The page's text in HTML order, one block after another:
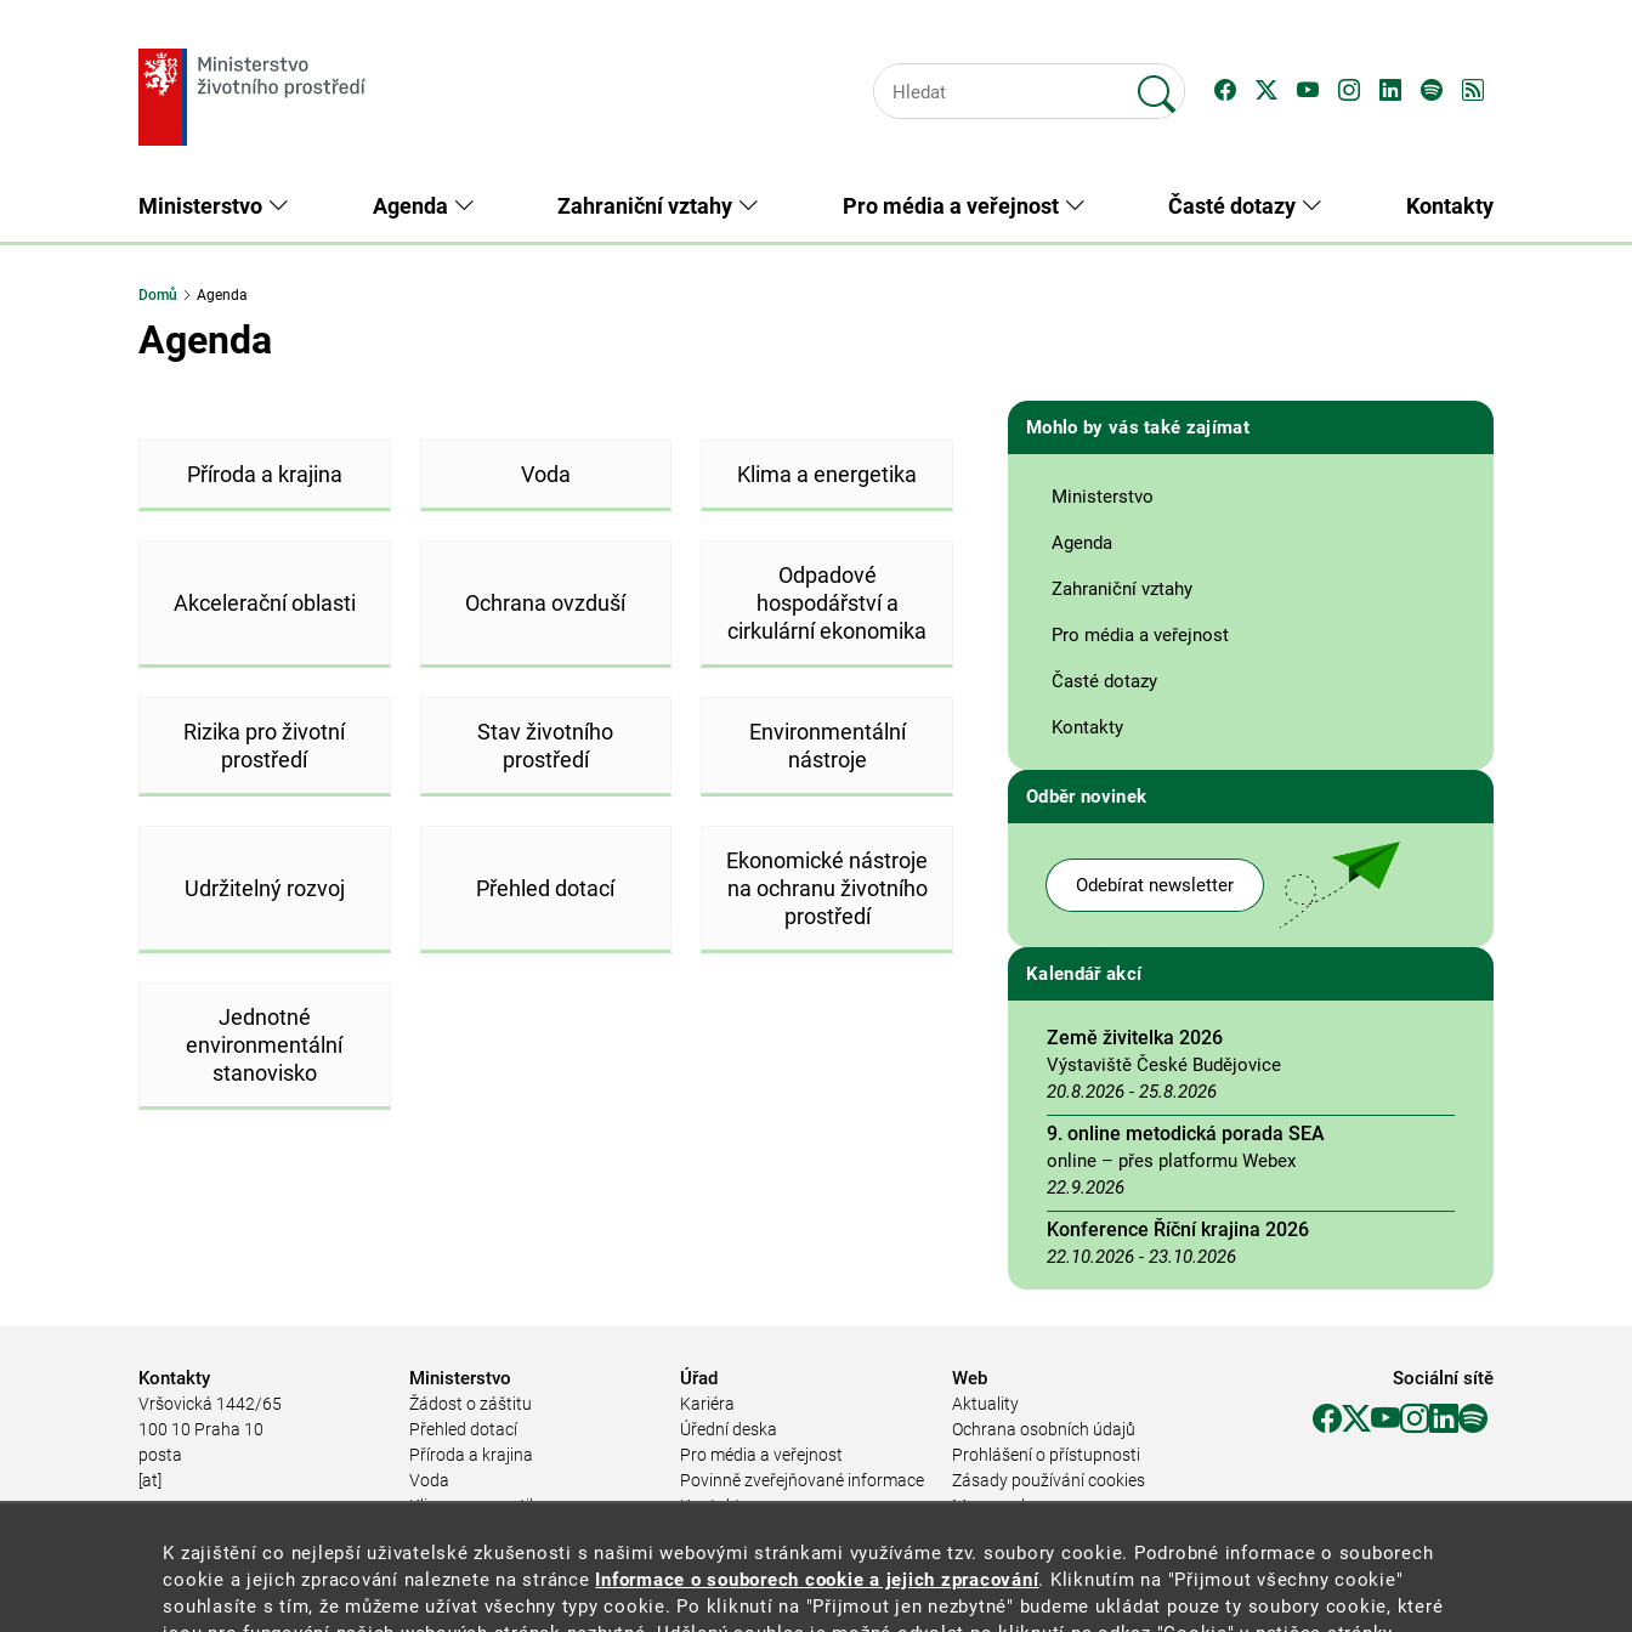
Ministerstvo Agenda Zahraniční vztahy Pro média a veřejnost Časté dotazy Kontakty
Domů Agenda
Agenda
Příroda a krajina Voda Klima a energetika
Akcelerační oblasti Ochrana ovzduší
Odpadové
hospodářství a
cirkulární ekonomika
Rizika pro životní
prostředí
Stav životního
prostředí
Environmentální
nástroje
Udržitelný rozvoj Přehled dotací
Ekonomické nástroje
na ochranu životního
prostředí
Jednotné
environmentální
stanovisko
Mohlo by vás také zajímat
Ministerstvo
Agenda
Zahraniční vztahy
Pro média a veřejnost
Časté dotazy
Kontakty
Odběr novinek
Odebírat newsletter
Kalendář akcí
Země živitelka 2026
Výstaviště České Budějovice
20.8.2026 - 25.8.2026
9. online metodická porada SEA
online – přes platformu Webex
22.9.2026
Konference Říční krajina 2026
22.10.2026 - 23.10.2026
Kontakty
Vršovická 1442/65
100 10 Praha 10
posta
[at]
mzp.gov.cz
+420 267 121 111
Ministerstvo
Žádost o záštitu
Přehled dotací
Příroda a krajina
Voda
Klima a energetika
Odpadové hospodářství
Rizika pro životní prostředí
Stav životního prostředí
Úřad
Kariéra
Úřední deska
Pro média a veřejnost
Povinně zveřejňované informace
Kontakty
(PDF, 204 kB)
Web
Aktuality
Ochrana osobních údajů
Prohlášení o přístupnosti
Zásady používání cookies
Mapa webu
Sociální sítě
K zajištění co nejlepší uživatelské zkušenosti s našimi webovými stránkami využíváme tzv. soubory cookie. Podrobné informace o souborech
cookie a jejich zpracování naleznete na stránce Informace o souborech cookie a jejich zpracování. Kliknutím na "Přijmout všechny cookie"
souhlasíte s tím, že můžeme užívat všechny typy cookie. Po kliknutí na "Přijmout jen nezbytné" budeme ukládat pouze ty soubory cookie, které